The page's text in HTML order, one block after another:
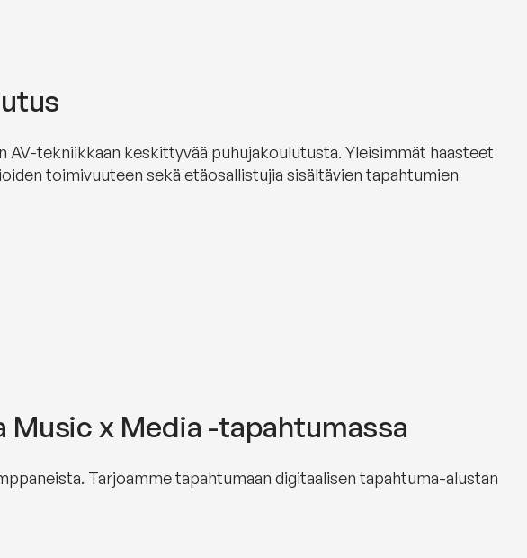
AV-tekniikkaan keskittyvää puhujakoulutusta. Yleisimmät haasteet
toimivuuteen sekä etäosallistujia sisältävien tapahtumien
Music x Media -tapahtumassa
Tarjoamme tapahtumaan digitaalisen tapahtuma-alustan